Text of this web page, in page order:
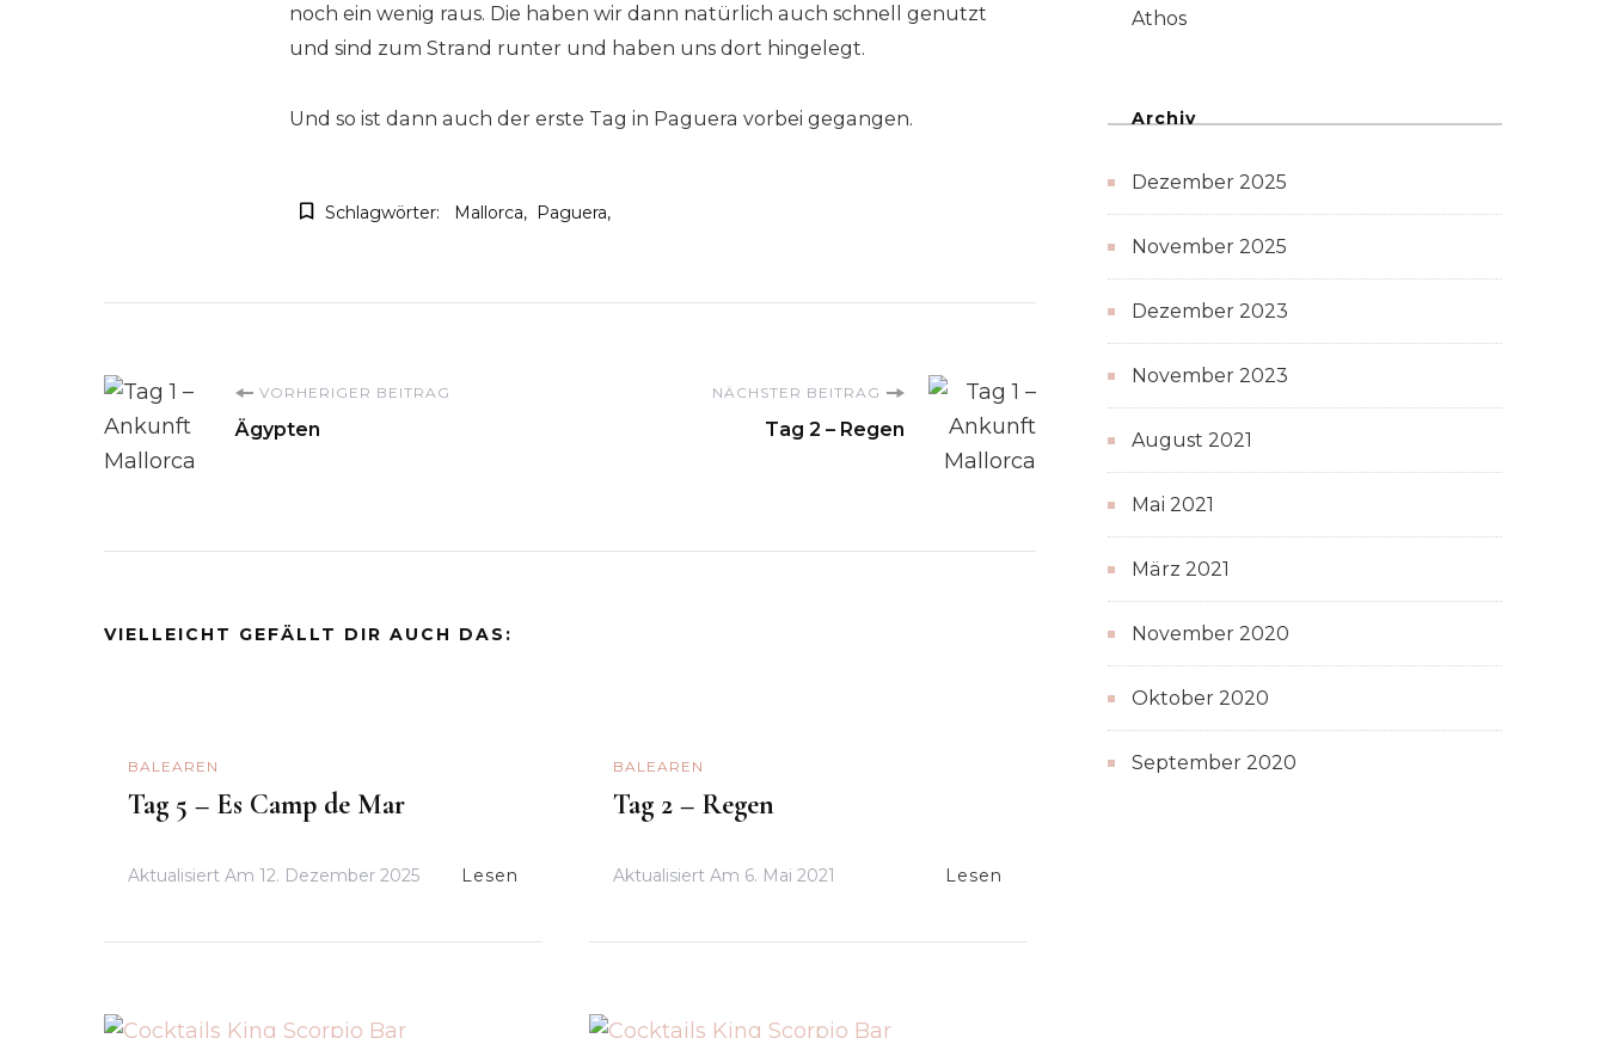
noch ein wenig raus. Die haben wir dann natürlich auch schnell genutzt
und sind zum Strand runter und haben uns dort hingelegt.
Und so ist dann auch der erste Tag in Paguera vorbei gegangen.
Schlagwörter: Mallorca Paguera
Beitragsnavigation
VORHERIGER BEITRAG
Ägypten
NÄCHSTER BEITRAG
Tag 2 – Regen
VIELLEICHT GEFÄLLT DIR AUCH DAS:
BALEAREN
Tag 5 – Es Camp de Mar
Aktualisiert Am 12. Dezember 2025 Lesen
BALEAREN
Tag 2 – Regen
Aktualisiert Am 6. Mai 2021 Lesen
Athos
Archiv
Dezember 2025
November 2025
Dezember 2023
November 2023
August 2021
Mai 2021
März 2021
November 2020
Oktober 2020
September 2020